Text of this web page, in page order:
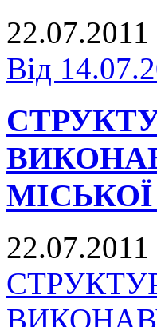
22.07.2011
Від
22.07.2011